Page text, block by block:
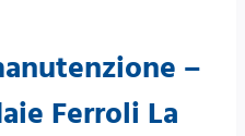
–
Ferroli La